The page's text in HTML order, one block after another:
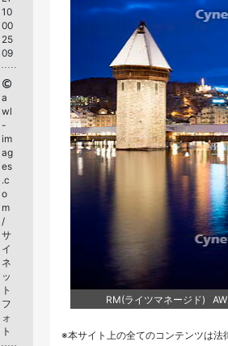
10
00
25
09
a
wl
-
im
ag
es
.c
o
m
/
サ
イ
ネ
ッ
ト
フ
ォ
ト
RM(ライツマネージド)
本サイト上の全てのコンテンツは